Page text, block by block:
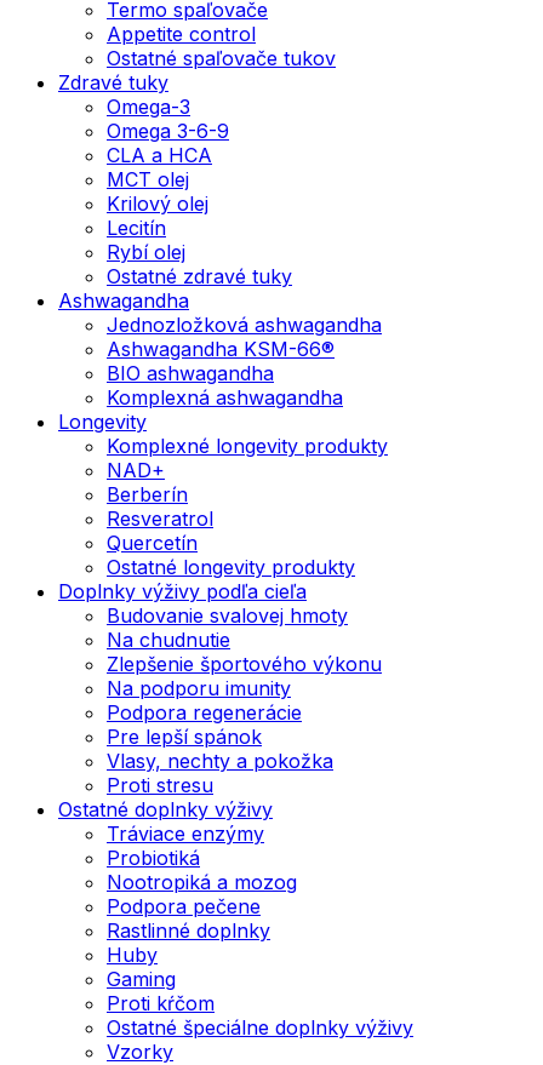
Termo spaľovače
Appetite control
Ostatné spaľovače tukov
Zdravé tuky
Omega-3
Omega 3-6-9
CLA a HCA
MCT olej
Krilový olej
Lecitín
Rybí olej
Ostatné zdravé tuky
Ashwagandha
Jednozložková ashwagandha
Ashwagandha KSM-66®
BIO ashwagandha
Komplexná ashwagandha
Longevity
Komplexné longevity produkty
NAD+
Berberín
Resveratrol
Quercetín
Ostatné longevity produkty
Doplnky výživy podľa cieľa
Budovanie svalovej hmoty
Na chudnutie
Zlepšenie športového výkonu
Na podporu imunity
Podpora regenerácie
Pre lepší spánok
Vlasy, nechty a pokožka
Proti stresu
Ostatné doplnky výživy
Tráviace enzýmy
Probiotiká
Nootropiká a mozog
Podpora pečene
Rastlinné doplnky
Huby
Gaming
Proti kŕčom
Ostatné špeciálne doplnky výživy
Vzorky